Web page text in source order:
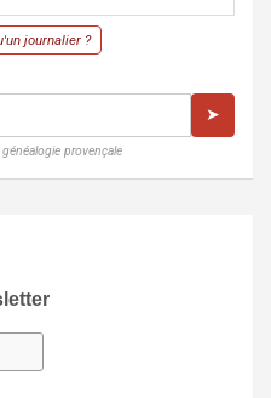
journalier ?
➤
provençale